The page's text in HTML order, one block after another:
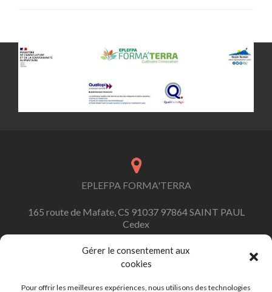
Gérer le consentement aux
cookies
Pour offrir les meilleures expériences, nous utilisons des technologies
EPLEFPA FORMA'TERRA
165 route de Mafate, CS 91037 97864 SAINT PAUL
Cedex